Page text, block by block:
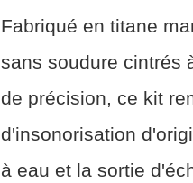
Fabriqué en titane
sans soudure cintrés
de précision, ce kit
d'insonorisation
à eau et la sortie